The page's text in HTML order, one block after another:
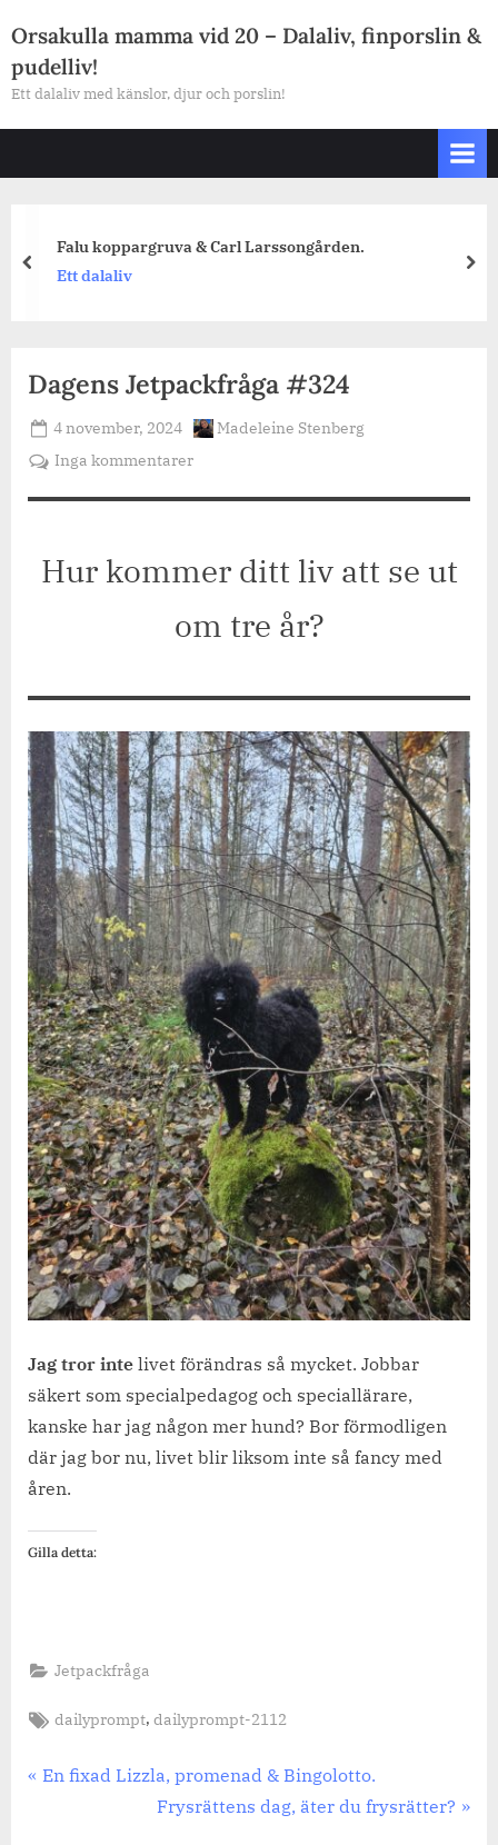
to
content
Orsakulla mamma vid 20 – Dalaliv, finporslin &
pudelliv!
Ett dalaliv med känslor, djur och porslin!
Falu koppargruva & Carl Larssongården.
Ett dalaliv
prev
Dagens Jetpackfråga #324
Posted
on
4 november, 2024 By
Madeleine Stenberg
Inga kommentarertill
Hur kommer ditt liv att se ut
om tre år?
Jag tror inte livet förändras så mycket. Jobbar
säkert som specialpedagog och speciallärare,
kanske har jag någon mer hund? Bor förmodligen
där jag bor nu, livet blir liksom inte så fancy med
åren.
Gilla detta:
Jetpackfråga
Tags:
dailyprompt,dailyprompt-2112
Inläggsnavigering
Previous
En fixad Lizzla, promenad & Bingolotto.
Next
Frysrättens dag, äter du frysrätter?